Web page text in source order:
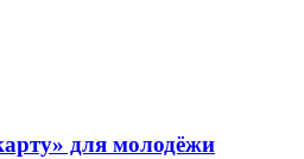
для молодёжи